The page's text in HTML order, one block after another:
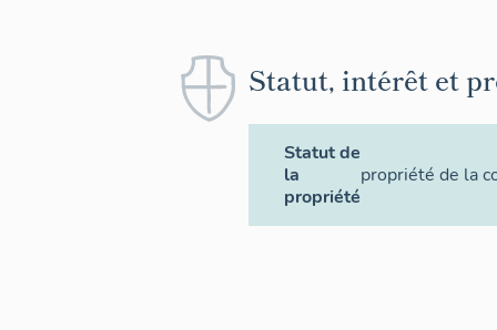
Statut, intérêt et
Statut de
la
propriété
propriété de la